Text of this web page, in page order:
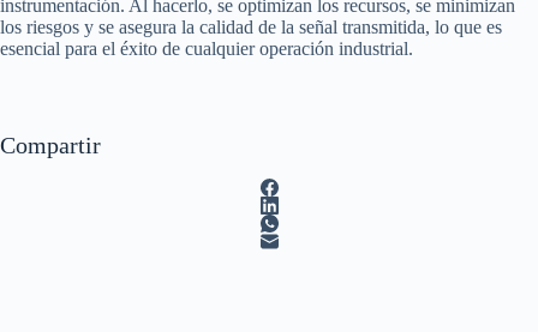
instrumentación. Al hacerlo, se optimizan los recursos, se minimizan
los riesgos y se asegura la calidad de la señal transmitida, lo que es
esencial para el éxito de cualquier operación industrial.
Compartir